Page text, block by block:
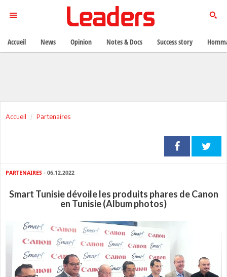
Accueil Partenaires
PARTENAIRES - 06.12.2022
Smart Tunisie dévoile les produits phares de Canon
en Tunisie (Album photos)
Accueil News Opinion Notes & Docs Success story